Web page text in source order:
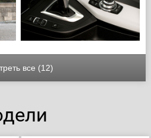
все (12)